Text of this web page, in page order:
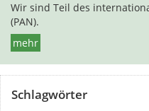
Wir sind Teil des
(PAN).
mehr
Schlagwörter